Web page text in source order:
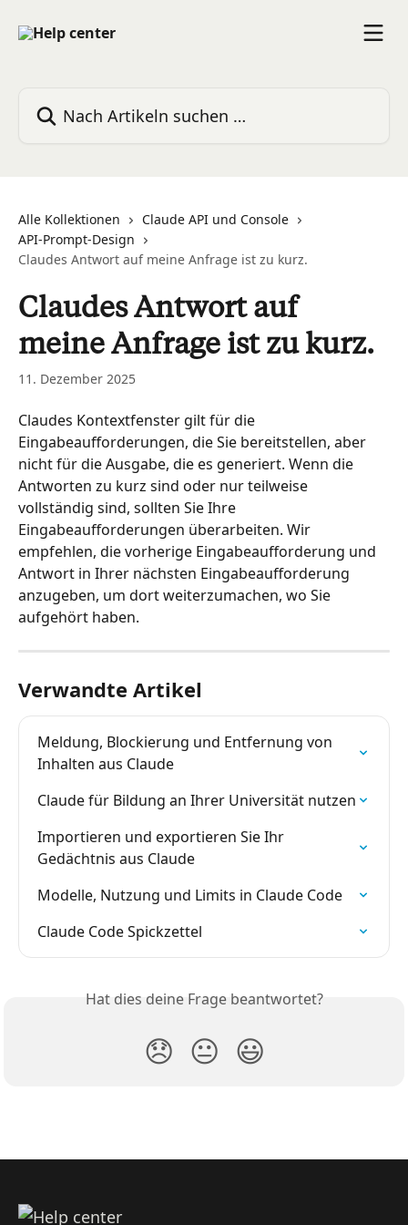
Alle Kollektionen
Claude API und Console
API-Prompt-Design
Claudes Antwort auf meine Anfrage ist zu kurz.
Claudes Antwort auf
meine Anfrage ist zu kurz.
11. Dezember 2025
Claudes Kontextfenster gilt für die
Eingabeaufforderungen, die Sie bereitstellen, aber
nicht für die Ausgabe, die es generiert. Wenn die
Antworten zu kurz sind oder nur teilweise
vollständig sind, sollten Sie Ihre
Eingabeaufforderungen überarbeiten. Wir
empfehlen, die vorherige Eingabeaufforderung und
Antwort in Ihrer nächsten Eingabeaufforderung
anzugeben, um dort weiterzumachen, wo Sie
aufgehört haben.
Verwandte Artikel
Meldung, Blockierung und Entfernung von
Inhalten aus Claude
Claude für Bildung an Ihrer Universität nutzen
Importieren und exportieren Sie Ihr
Gedächtnis aus Claude
Modelle, Nutzung und Limits in Claude Code
Claude Code Spickzettel
Hat dies deine Frage beantwortet?
😞 😐 😃